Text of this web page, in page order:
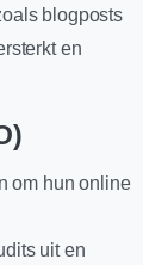
blogposts
en
om hun online
uit en